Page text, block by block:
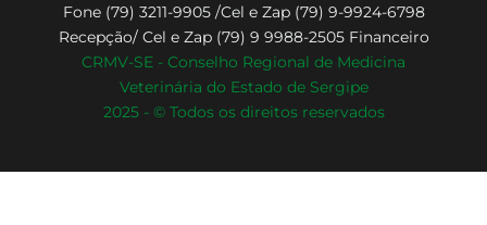
Top
Fone (79) 3211-9905 /Cel e Zap (79) 9-9924-6798
Recepção/ Cel e Zap (79) 9 9988-2505 Financeiro
CRMV-SE - Conselho Regional de Medicina
Veterinária do Estado de Sergipe
2025 - © Todos os direitos reservados